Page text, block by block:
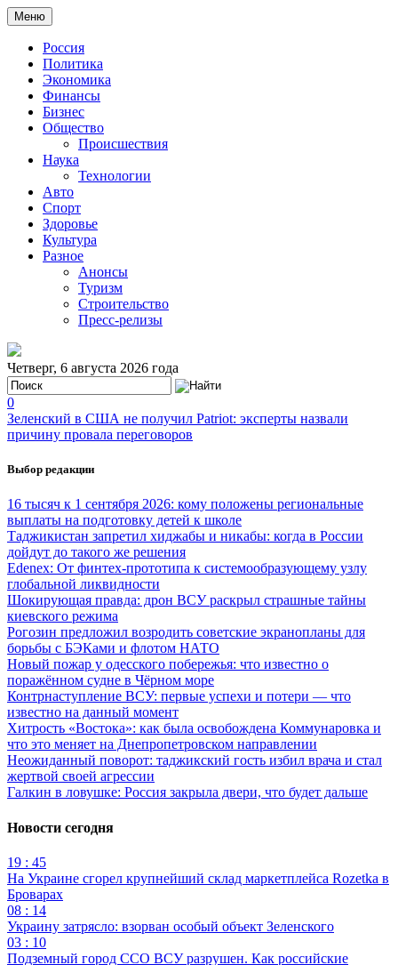
Меню
Россия
Политика
Экономика
Финансы
Бизнес
Общество
Происшествия
Наука
Технологии
Авто
Спорт
Здоровье
Культура
Разное
Анонсы
Туризм
Строительство
Пресс-релизы
Четверг, 6 августа 2026 года
0
Зеленский в США не получил Patriot: эксперты назвали
причину провала переговоров
Выбор редакции
16 тысяч к 1 сентября 2026: кому положены региональные
выплаты на подготовку детей к школе
Таджикистан запретил хиджабы и никабы: когда в России
дойдут до такого же решения
Edenex: От финтех-прототипа к системообразующему узлу
глобальной ликвидности
Шокирующая правда: дрон ВСУ раскрыл страшные тайны
киевского режима
Рогозин предложил возродить советские экранопланы для
борьбы с БЭКами и флотом НАТО
Новый пожар у одесского побережья: что известно о
поражённом судне в Чёрном море
Контрнаступление ВСУ: первые успехи и потери — что
известно на данный момент
Хитрость «Востока»: как была освобождена Коммунаровка и
что это меняет на Днепропетровском направлении
Неожиданный поворот: таджикский гость избил врача и стал
жертвой своей агрессии
Галкин в ловушке: Россия закрыла двери, что будет дальше
Новости сегодня
19 : 45
На Украине сгорел крупнейший склад маркетплейса Rozetka в
Броварах
08 : 14
Украину затрясло: взорван особый объект Зеленского
03 : 10
Подземный город ССО ВСУ разрушен. Как российские